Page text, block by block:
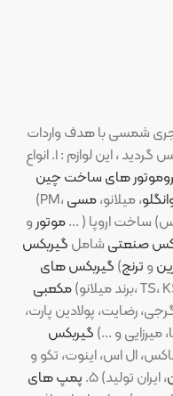
پویان، در سال ۱۳۵۷ هجری شمسی با هدف واردات
، این لوازم : ۱. انواع
های ساخت چین
، میلانو،مسی
موتورو ... ) ساخت اروپا (زیمنس، ABB، مارلی و ...) و ساخت ایران
صنعتیشاملگیربکس
وترنج)گیربکس های
مکعبی
رضایت، پولادین پارت،
میرزایی و ...)گیربکس
ال اس، اینوت، تکو و
، ایران تولید) ۵.
پمپ های